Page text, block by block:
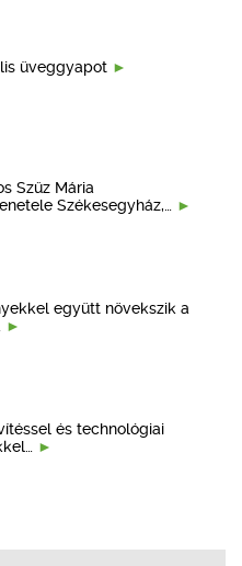
üveggyapot
Szűz Mária
Székesegyház,…
együtt növekszik a
és technológiai